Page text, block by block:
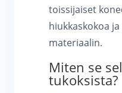
toissijaiset
hiukkaskokoa
materiaalin.
Miten se
tukoksista?